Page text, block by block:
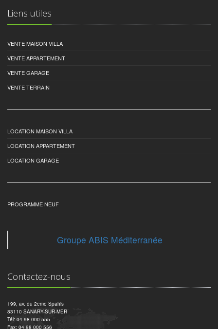
Liens utiles
VENTE MAISON VILLA
VENTE APPARTEMENT
VENTE GARAGE
VENTE TERRAIN
LOCATION MAISON VILLA
LOCATION APPARTEMENT
LOCATION GARAGE
PROGRAMME NEUF
Groupe ABIS Méditerranée
Contactez-nous
199, av. du 2eme Spahis
83110 SANARY-SUR-MER
Tél: 04 98 000 555
Fax: 04 98 000 556